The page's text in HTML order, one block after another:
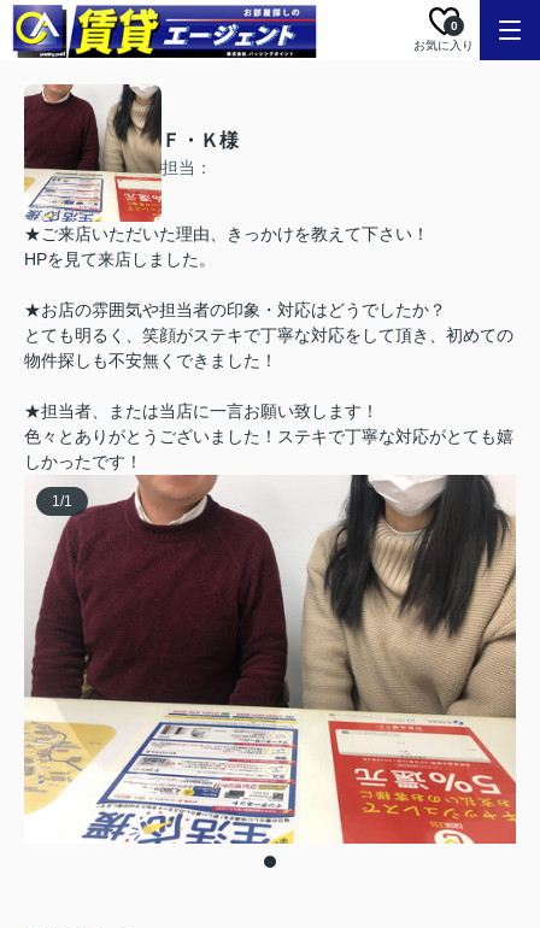
お気に入り
0
Ｆ・Ｋ様
担当：
★ご来店いただいた理由、きっかけを教えて下さい！
HPを見て来店しました。
★お店の雰囲気や担当者の印象・対応はどうでしたか？
とても明るく、笑顔がステキで丁寧な対応をして頂き、初めての
物件探しも不安無くできました！
★担当者、または当店に一言お願い致します！
色々とありがとうございました！ステキで丁寧な対応がとても嬉
しかったです！
1/1